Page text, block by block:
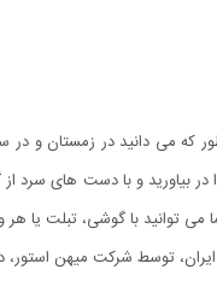
که می دانید در زمستان و
در بیاورید و با دست های سرد
می توانید با گوشی، تبلت یا
ایران، توسط شرکت میهن